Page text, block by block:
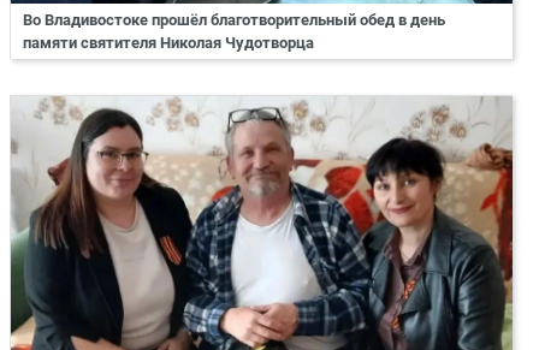
Во Владивостоке прошёл благотворительный обед в день
памяти святителя Николая Чудотворца